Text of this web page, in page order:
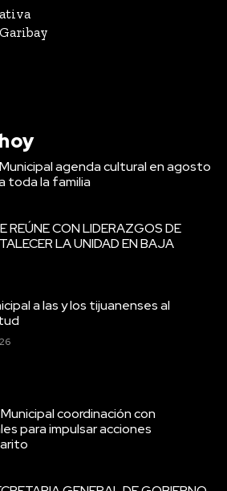
agenda cultural en agosto
toda la familia
REÚNE CON LIDERAZGOS DE
LA UNIDAD EN BAJA
a las y los tijuanenses al
coordinación con
para impulsar acciones